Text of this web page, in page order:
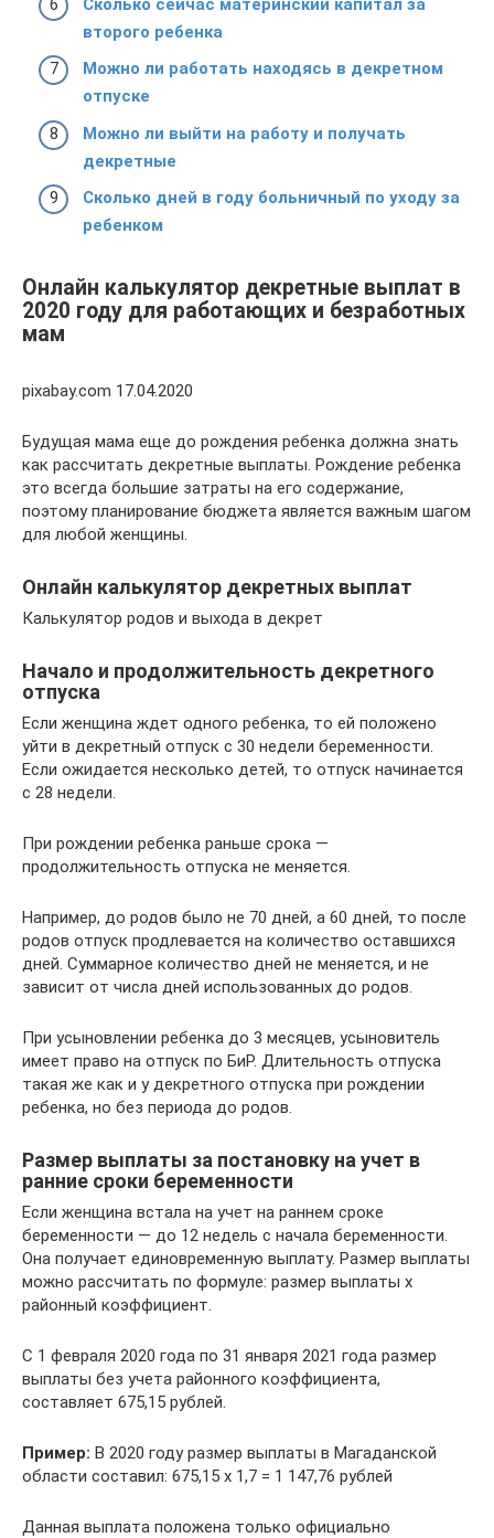
Сколько сейчас материнский капитал за
второго ребенка
Можно ли работать находясь в декретном
отпуске
Можно ли выйти на работу и получать
декретные
Сколько дней в году больничный по уходу за
ребенком
Онлайн калькулятор декретные выплат в
2020 году для работающих и безработных
мам
pixabay.com 17.04.2020
Будущая мама еще до рождения ребенка должна знать
как рассчитать декретные выплаты. Рождение ребенка
это всегда большие затраты на его содержание,
поэтому планирование бюджета является важным шагом
для любой женщины.
Онлайн калькулятор декретных выплат
Калькулятор родов и выхода в декрет
Начало и продолжительность декретного
отпуска
Если женщина ждет одного ребенка, то ей положено
уйти в декретный отпуск с 30 недели беременности.
Если ожидается несколько детей, то отпуск начинается
с 28 недели.
При рождении ребенка раньше срока —
продолжительность отпуска не меняется.
Например, до родов было не 70 дней, а 60 дней, то после
родов отпуск продлевается на количество оставшихся
дней. Суммарное количество дней не меняется, и не
зависит от числа дней использованных до родов.
При усыновлении ребенка до 3 месяцев, усыновитель
имеет право на отпуск по БиР. Длительность отпуска
такая же как и у декретного отпуска при рождении
ребенка, но без периода до родов.
Размер выплаты за постановку на учет в
ранние сроки беременности
Если женщина встала на учет на раннем сроке
беременности — до 12 недель с начала беременности.
Она получает единовременную выплату. Размер выплаты
можно расcчитать по формуле: размер выплаты x
районный коэффициент.
С 1 февраля 2020 года по 31 января 2021 года размер
выплаты без учета районного коэффициента,
составляет 675,15 рублей.
Пример: В 2020 году размер выплаты в Магаданской
области составил: 675,15 x 1,7 = 1 147,76 рублей
Данная выплата положена только официально